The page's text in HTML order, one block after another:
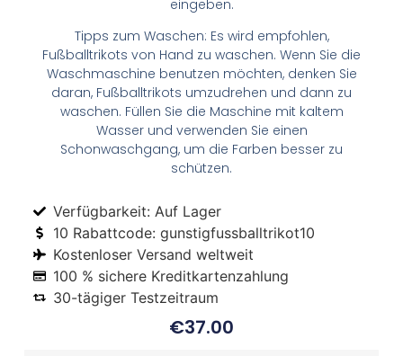
eingeben.
Tipps zum Waschen: Es wird empfohlen,
Fußballtrikots von Hand zu waschen. Wenn Sie die
Waschmaschine benutzen möchten, denken Sie
daran, Fußballtrikots umzudrehen und dann zu
waschen. Füllen Sie die Maschine mit kaltem
Wasser und verwenden Sie einen
Schonwaschgang, um die Farben besser zu
schützen.
Verfügbarkeit: Auf Lager
10 Rabattcode: gunstigfussballtrikot10
Kostenloser Versand weltweit
100 % sichere Kreditkartenzahlung
30-tägiger Testzeitraum
€37.00